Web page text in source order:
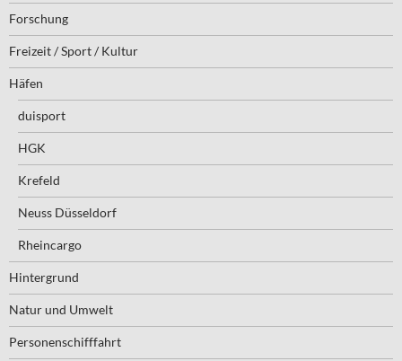
Forschung
Freizeit / Sport / Kultur
Häfen
duisport
HGK
Krefeld
Neuss Düsseldorf
Rheincargo
Hintergrund
Natur und Umwelt
Personenschifffahrt